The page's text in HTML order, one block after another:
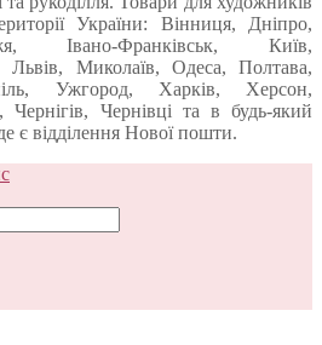
України: Вінниця, Дніпро,
Івано-Франківськ, Київ,
Миколаїв, Одеса, Полтава,
Ужгород, Харків, Херсон,
Чернівці та в будь-який
є відділення Нової пошти.